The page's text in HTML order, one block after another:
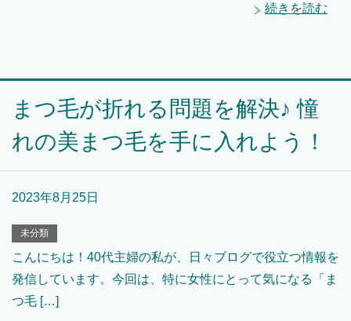
続きを読む
まつ毛が折れる問題を解決♪ 憧
れの美まつ毛を手に入れよう！
2023年8月25日
未分類
こんにちは！40代主婦の私が、日々ブログで役立つ情報を
発信しています。今回は、特に女性にとって気になる「ま
つ毛 […]